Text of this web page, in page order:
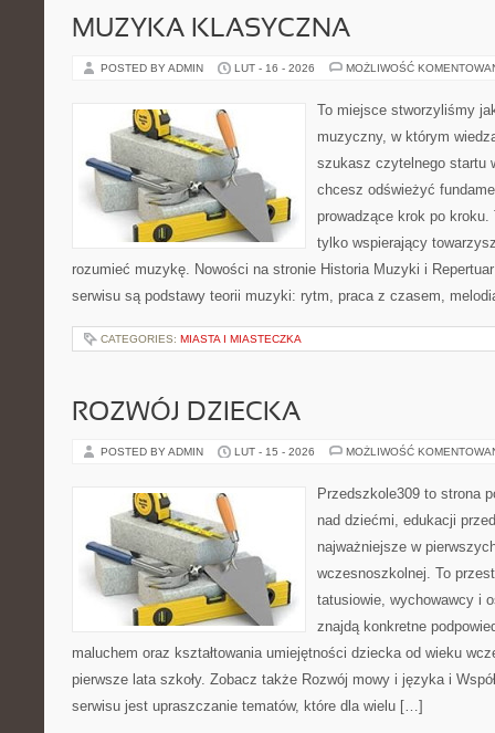
MUZYKA KLASYCZNA
POSTED BY ADMIN LUT - 16 - 2026 MOŻLIWOŚĆ
To miejsce stworzyliśmy
muzyczny, w którym
szukasz czytelnego startu
chcesz odświeżyć
prowadzące krok po
tylko wspierający
rozumieć muzykę. Nowości na stronie Historia Muzyki i
serwisu są podstawy teorii muzyki: rytm, praca z czasem,
CATEGORIES: MIASTA I MIASTECZKA
ROZWÓJ DZIECKA
POSTED BY ADMIN LUT - 15 - 2026 MOŻLIWOŚĆ
Przedszkole309 to strona
nad dziećmi, edukacji
najważniejsze w
wczesnoszkolnej. To
tatusiowie, wychowawcy i
znajdą konkretne
maluchem oraz kształtowania umiejętności dziecka od wieku
pierwsze lata szkoły. Zobacz także Rozwój mowy i języka i
serwisu jest upraszczanie tematów, które dla wielu […]